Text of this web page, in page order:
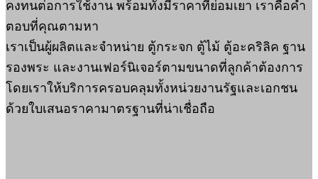
คงทนต่อการใช้งาน พร้อมทั้งมีราคาที่ย่อมเยา เราคือคำ
ตอบที่คุณตามหา
เราเป็นผู้ผลิตและจำหน่าย ตู้กระจก ตู้ไม้ ตู้อะคริลิค ฐาน
รองพระ และงานเฟอร์นิเจอร์ตามขนาดที่ลูกค้าต้องการ
โดยเราให้บริการครอบคลุมทั้งหน่วยงานรัฐและเอกชน
ด้วยใบเสนอราคามาตรฐานที่น่าเชื่อถือ